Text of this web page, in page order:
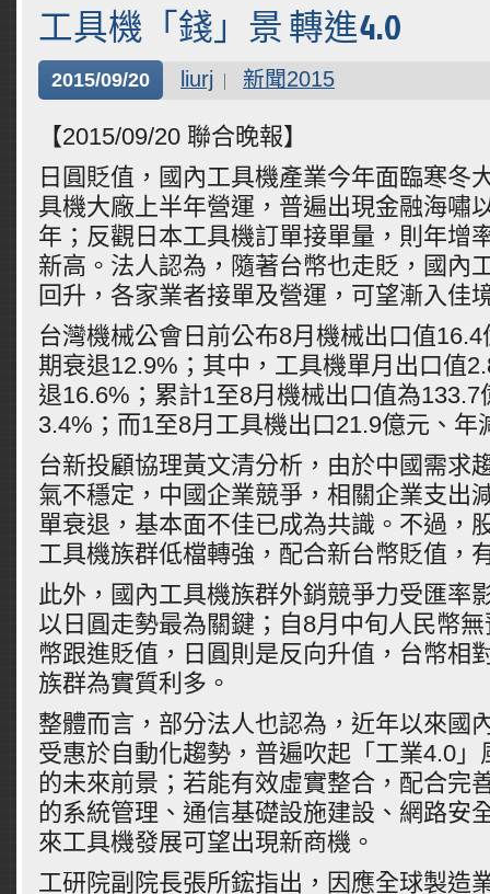
工具機「錢」景 轉進4.0
2015/09/20 liurj 新聞2015
【2015/09/20 聯合晚報】
日圓貶值，國內工具機產業今年面臨寒冬
具機大廠上半年營運，普遍出現金融海嘯
年；反觀日本工具機訂單接單量，則年增
新高。法人認為，隨著台幣也走貶，國內
回升，各家業者接單及營運，可望漸入佳
台灣機械公會日前公布8月機械出口值
期衰退12.9%；其中，工具機單月出口值
退16.6%；累計1至8月機械出口值為133.7
3.4%；而1至8月工具機出口21.9億元、年
台新投顧協理黃文清分析，由於中國需求
氣不穩定，中國企業競爭，相關企業支出
單衰退，基本面不佳已成為共識。不過，
工具機族群低檔轉強，配合新台幣貶值，
此外，國內工具機族群外銷競爭力受匯率
以日圓走勢最為關鍵；自8月中旬人民幣
幣跟進貶值，日圓則是反向升值，台幣相
族群為實質利多。
整體而言，部分法人也認為，近年以來國
受惠於自動化趨勢，普遍吹起「工業4.0」
的未來前景；若能有效虛實整合，配合完
的系統管理、通信基礎設施建設、網路安
來工具機發展可望出現新商機。
工研院副院長張所鋐指出，因應全球製造